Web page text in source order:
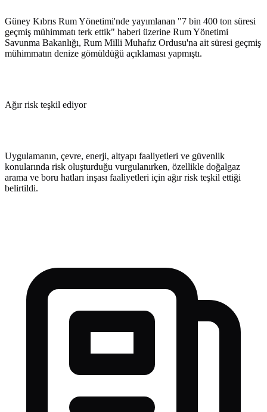
Güney Kıbrıs Rum Yönetimi'nde yayımlanan "7 bin 400 ton süresi
geçmiş mühimmatı terk ettik" haberi üzerine Rum Yönetimi
Savunma Bakanlığı, Rum Milli Muhafız Ordusu'na ait süresi geçmiş
mühimmatın denize gömüldüğü açıklaması yapmıştı.
Ağır risk teşkil ediyor
Uygulamanın, çevre, enerji, altyapı faaliyetleri ve güvenlik
konularında risk oluşturduğu vurgulanırken, özellikle doğalgaz
arama ve boru hatları inşası faaliyetleri için ağır risk teşkil ettiği
belirtildi.